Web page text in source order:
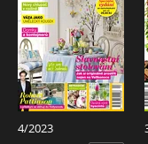
4/2023